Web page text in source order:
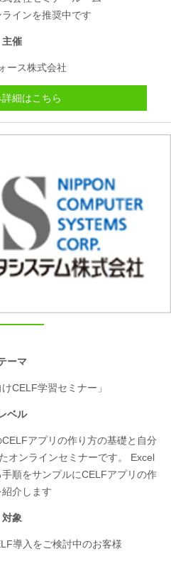
インを推奨中です
主催
ース株式会社
細はこちら
ーマ
CELF学習セミナー」
ベル
アプリの作り方の基礎と自分
オンラインセミナーです。 Excel
順をサンプルにCELFアプリの作
紹介します
対象
導入をご検討中のお客様